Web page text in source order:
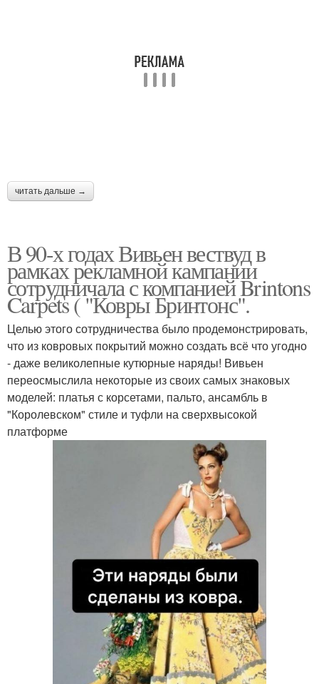
читать дальше →
В 90-х годах Вивьен вествуд в
рамках рекламной кампании
сотрудничала с компанией Brintons
Carpets ( "Ковры Бринтонс".
Целью этого сотрудничества было продемонстрировать,
что из ковровых покрытий можно создать всё что угодно
- даже великолепные кутюрные наряды! Вивьен
переосмыслила некоторые из своих самых знаковых
моделей: платья с корсетами, пальто, ансамбль в
"Королевском" стиле и туфли на сверхвысокой
платформе